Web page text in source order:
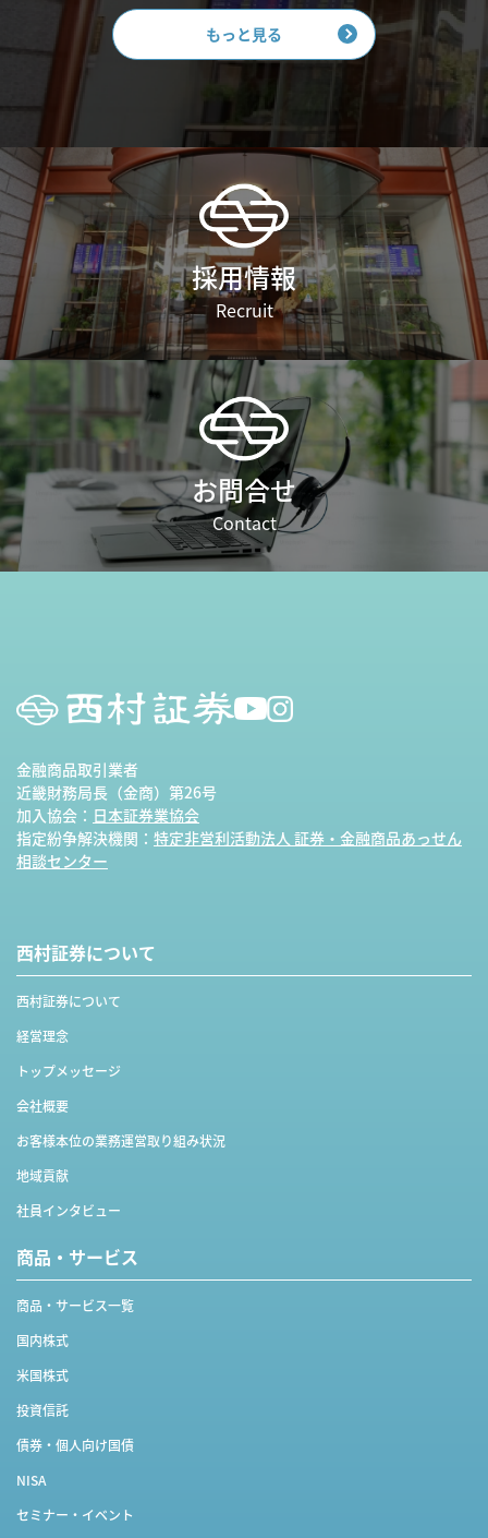
もっと見る
採用情報
Recruit
お問合せ
Contact
金融商品取引業者
近畿財務局長（金商）第26号
加入協会： 日本証券業協会
指定紛争解決機関： 特定非営利活動法人 証券・金融商品あっせん
相談センター
西村証券について
西村証券について
経営理念
トップメッセージ
会社概要
お客様本位の業務運営取り組み状況
地域貢献
社員インタビュー
商品・サービス
商品・サービス一覧
国内株式
米国株式
投資信託
債券・個人向け国債
NISA
セミナー・イベント